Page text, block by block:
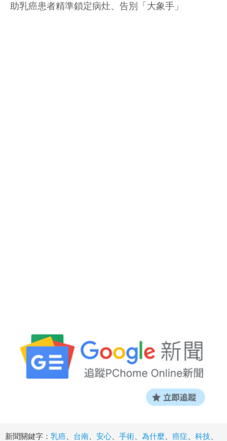
助乳癌患者精準鎖定病灶、告別「大象手」
新聞關鍵字： 乳癌 台南 安心 手術 為什麼 癌症 科技